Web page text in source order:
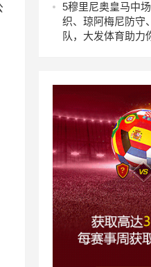
5穆里尼奥皇马中
织、琼阿梅尼防守
队，大发体育助力